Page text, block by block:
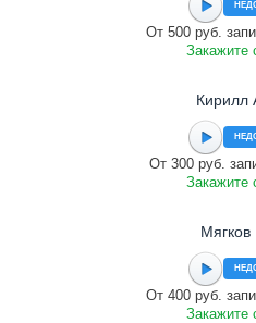
От 500 руб.
Закажите
Кирилл
От 300 руб.
Закажите
Мягков
От 400 руб.
Закажите